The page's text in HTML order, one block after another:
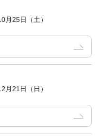
月25日（土）
月21日（日）